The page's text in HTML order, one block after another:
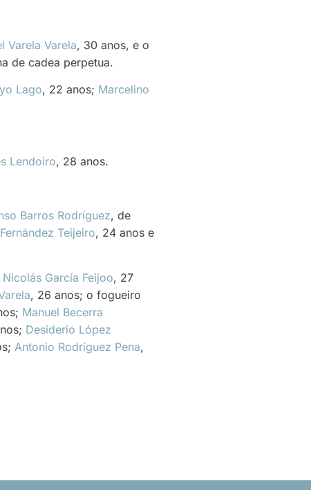
Varela Varela, 30 anos, e o
de cadea perpetua.
Lago, 22 anos; Marcelino
Lendoiro, 28 anos.
Barros Rodríguez, de
Teijeiro, 24 anos e
Nicolás García Feijoo, 27
, 26 anos; o fogueiro
Manuel Becerra
Desiderio López
Antonio Rodríguez Pena,